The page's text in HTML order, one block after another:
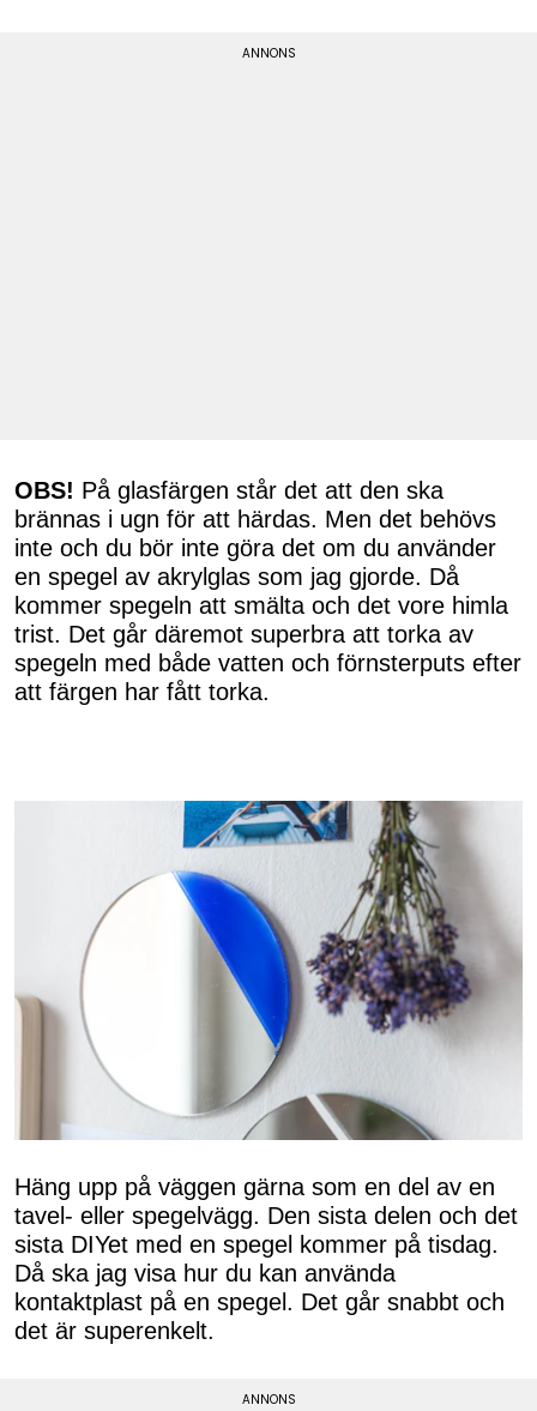
OBS! På glasfärgen står det att den ska
brännas i ugn för att härdas. Men det behövs
inte och du bör inte göra det om du använder
en spegel av akrylglas som jag gjorde. Då
kommer spegeln att smälta och det vore himla
trist. Det går däremot superbra att torka av
spegeln med både vatten och förnsterputs efter
att färgen har fått torka.
Häng upp på väggen gärna som en del av en
tavel- eller spegelvägg. Den sista delen och det
sista DIYet med en spegel kommer på tisdag.
Då ska jag visa hur du kan använda
kontaktplast på en spegel. Det går snabbt och
det är superenkelt.